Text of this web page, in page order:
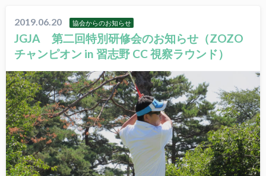
2019.06.20 協会からのお知らせ
JGJA 第二回特別研修会のお知らせ（ZOZO
チャンピオン in 習志野 CC 視察ラウンド）